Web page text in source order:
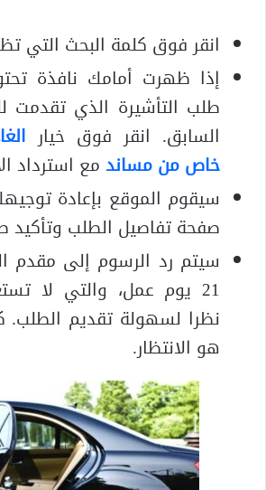
انقر فوق كلمة البحث التي
إذا ظهرت أمامك نافذة
طلب التأشيرة الذي تقدمت
السابق. انقر فوق خيار
خاص من مساندمع استرداد
سيقوم الموقع بإعادة
صفحة تفاصيل الطلب وتأكيد
سيتم رد الرسوم إلى
21 يوم عمل، والتي لا
نظرا لسهولة تقديم الطلب.
هو الانتظار.